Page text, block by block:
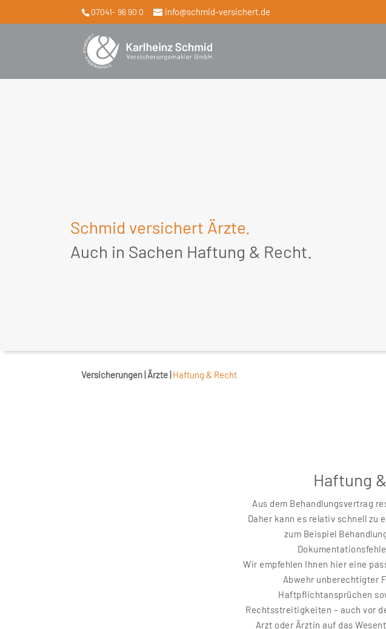
07041- 96 90 0 info@schmid-versichert.de
Schmid versichert Ärzte.
Auch in Sachen Haftung & Recht.
Versicherungen | Ärzte |Haftung & Recht
Haftung
Aus dem Behandlungsvertrag
Daher kann es relativ schnell zu
zum Beispiel
Wir empfehlen Ihnen hier eine
Abwehr unberechtigter
Haftpflichtansprüchen
Rechtsstreitigkeiten – auch vor
Arzt oder Ärztin auf das